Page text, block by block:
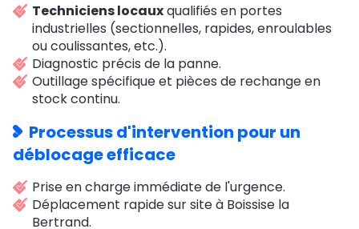
Techniciens locauxqualifiés en portes
industrielles (sectionnelles, rapides, enroulables
ou coulissantes, etc.).
Diagnostic précis de la panne.
Outillage spécifique et pièces de rechange en
stock continu.
Processus d'intervention pour un
déblocage efficace
Prise en charge immédiate de l'urgence.
Déplacement rapide sur site à Boissise la
Bertrand.